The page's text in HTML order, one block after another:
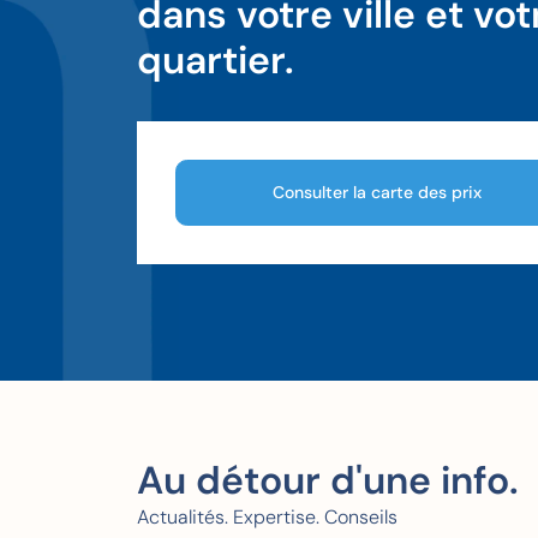
dans votre ville et
quartier.
Consulter la carte des prix
Au détour d'une info.
Actualités. Expertise. Conseils